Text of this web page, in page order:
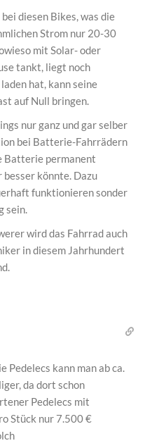
diesen Bikes, was die
Strom nur 20-30
mit Solar- oder
tankt, liegt noch
hat, kann seine
auf Null bringen.
nur ganz und gar selber
bei Batterie-Fahrrädern
Batterie permanent
könnte. Dazu
funktionieren sonder
sein.
wird das Fahrrad auch
in diesem Jahrhundert
Pedelecs kann man ab ca.
da dort schon
Pedelecs mit
Stück nur 7.500 €